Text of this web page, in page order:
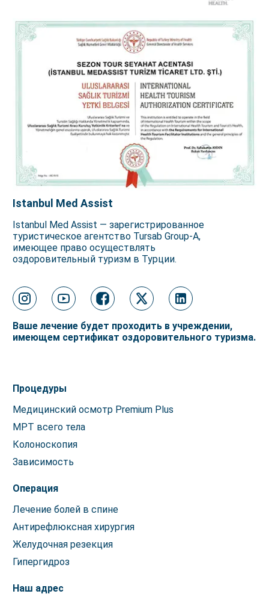
Istanbul Med Assist
Istanbul Med Assist — зарегистрированное
туристическое агентство Tursab Group-A,
имеющее право осуществлять
оздоровительный туризм в Турции.
Ваше лечение будет проходить в учреждении,
имеющем сертификат оздоровительного туризма.
Процедуры
Медицинский осмотр Premium Plus
МРТ всего тела
Колоноскопия
Зависимость
Операция
Лечение болей в спине
Антирефлюксная хирургия
Желудочная резекция
Гипергидроз
Наш адрес